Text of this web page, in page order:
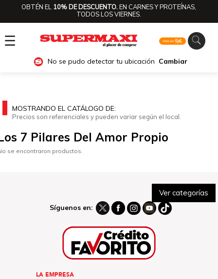
OBTÉN EL 10% DE DESCUENTO.EN CARNES Y PROTEÍNAS,
TODOS LOS VIERNES.
☰
No se pudo detectar tu ubicación Cambiar
Ver categorías
MOSTRANDO EL CATÁLOGO DE:
Precios son referenciales y pueden variar según el local.
7 Pilares Del Amor Propio
se encontraron productos.
Síguenos en:
LA EMPRESA